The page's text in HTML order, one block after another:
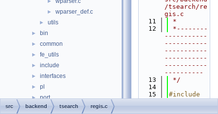
► wparser_def.c
► utils
► bin
► common
► fe_utils
► include
► interfaces
► pl
► port
► test
/tsearch/re
gis.c
   11
*
   12
*--------
-----------
-----------
-----------
-----------
-----------
----------
   13
*/
   14
   15
#include
src backend tsearch regis.c